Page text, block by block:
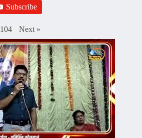
Subscribe
104 Next »